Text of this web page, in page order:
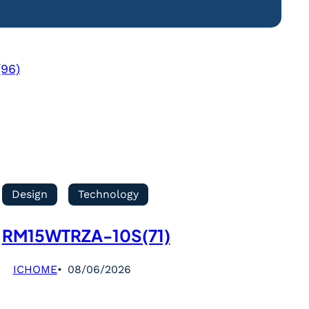
Design Technology
RM15WTRZA-10S(71)
ICHOME 08/06/2026